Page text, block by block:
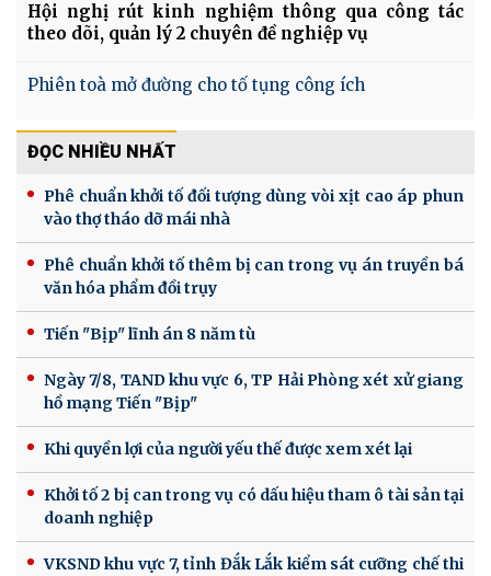
Hội nghị rút kinh nghiệm thông qua công tác
theo dõi, quản lý 2 chuyên đề nghiệp vụ
Phiên toà mở đường cho tố tụng công ích
ĐỌC NHIỀU NHẤT
Phê chuẩn khởi tố đối tượng dùng vòi xịt cao áp phun
vào thợ tháo dỡ mái nhà
Phê chuẩn khởi tố thêm bị can trong vụ án truyền bá
văn hóa phẩm đồi trụy
Tiến "Bịp" lĩnh án 8 năm tù
Ngày 7/8, TAND khu vực 6, TP Hải Phòng xét xử giang
hồ mạng Tiến "Bịp"
Khi quyền lợi của người yếu thế được xem xét lại
Khởi tố 2 bị can trong vụ có dấu hiệu tham ô tài sản tại
doanh nghiệp
VKSND khu vực 7, tỉnh Đắk Lắk kiểm sát cưỡng chế thi